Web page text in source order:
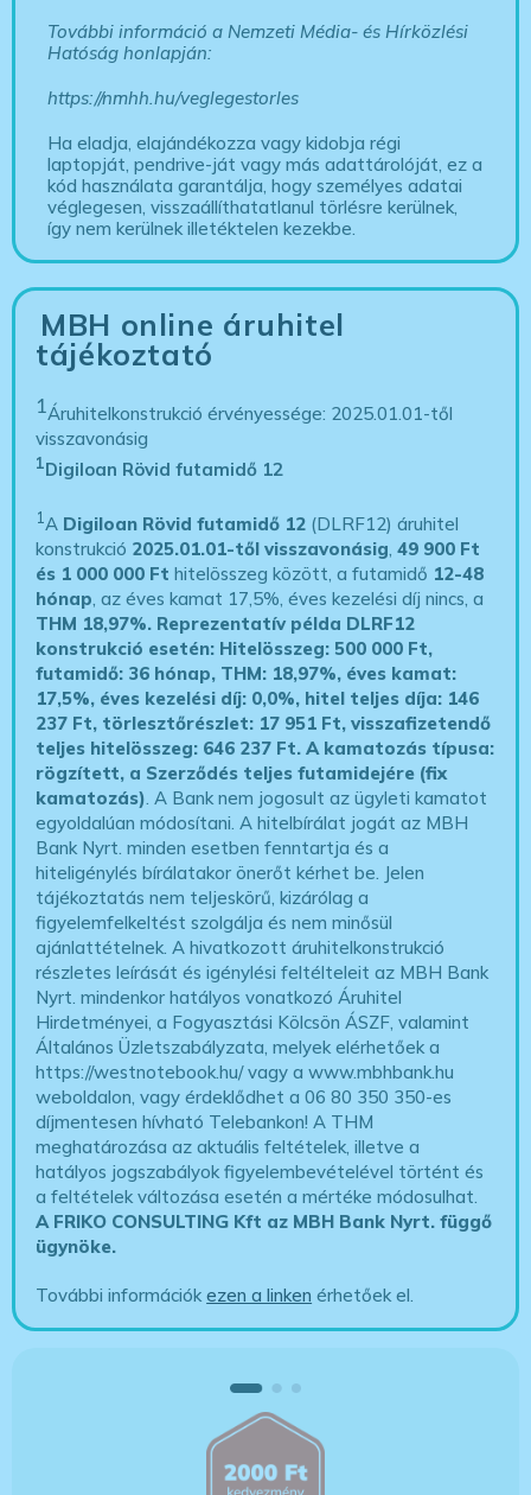
További információ a Nemzeti Média- és Hírközlési
Hatóság honlapján:
https://nmhh.hu/veglegestorles
Ha eladja, elajándékozza vagy kidobja régi
laptopját, pendrive-ját vagy más adattárolóját, ez a
kód használata garantálja, hogy személyes adatai
véglegesen, visszaállíthatatlanul törlésre kerülnek,
így nem kerülnek illetéktelen kezekbe.
MBH online áruhitel
tájékoztató
1Áruhitelkonstrukció érvényessége: 2025.01.01-től
visszavonásig
1Digiloan Rövid futamidő 12
1A Digiloan Rövid futamidő 12 (DLRF12) áruhitel
konstrukció 2025.01.01-től visszavonásig,49 900 Ft
és 1 000 000 Ft hitelösszeg között, a futamidő 12-48
hónap, az éves kamat 17,5%, éves kezelési díj nincs, a
THM 18,97%. Reprezentatív példa DLRF12
konstrukció esetén: Hitelösszeg: 500 000 Ft,
futamidő: 36 hónap, THM: 18,97%, éves kamat:
17,5%, éves kezelési díj: 0,0%, hitel teljes díja: 146
237 Ft, törlesztőrészlet: 17 951 Ft, visszafizetendő
teljes hitelösszeg: 646 237 Ft.A kamatozás típusa:
rögzített, a Szerződés teljes futamidejére (fix
kamatozás). A Bank nem jogosult az ügyleti kamatot
egyoldalúan módosítani. A hitelbírálat jogát az MBH
Bank Nyrt. minden esetben fenntartja és a
hiteligénylés bírálatakor önerőt kérhet be. Jelen
tájékoztatás nem teljeskörű, kizárólag a
figyelemfelkeltést szolgálja és nem minősül
ajánlattételnek. A hivatkozott áruhitelkonstrukció
részletes leírását és igénylési feltélteleit az MBH Bank
Nyrt. mindenkor hatályos vonatkozó Áruhitel
Hirdetményei, a Fogyasztási Kölcsön ÁSZF, valamint
Általános Üzletszabályzata, melyek elérhetőek a
https://westnotebook.hu/vagy a www.mbhbank.hu
weboldalon, vagy érdeklődhet a 06 80 350 350-es
díjmentesen hívható Telebankon! A THM
meghatározása az aktuális feltételek, illetve a
hatályos jogszabályok figyelembevételével történt és
a feltételek változása esetén a mértéke módosulhat.
A FRIKO CONSULTING Kft az MBH Bank Nyrt. függő
ügynöke.
További információkezen a linken érhetőek el.